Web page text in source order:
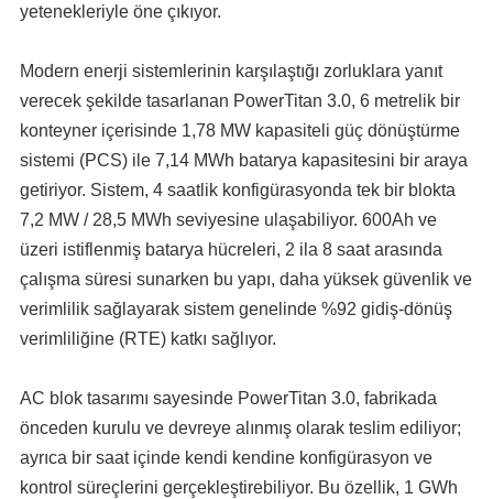
yetenekleriyle öne çıkıyor.
Modern enerji sistemlerinin karşılaştığı zorluklara yanıt
verecek şekilde tasarlanan PowerTitan 3.0, 6 metrelik bir
konteyner içerisinde 1,78 MW kapasiteli güç dönüştürme
sistemi (PCS) ile 7,14 MWh batarya kapasitesini bir araya
getiriyor. Sistem, 4 saatlik konfigürasyonda tek bir blokta
7,2 MW / 28,5 MWh seviyesine ulaşabiliyor. 600Ah ve
üzeri istiflenmiş batarya hücreleri, 2 ila 8 saat arasında
çalışma süresi sunarken bu yapı, daha yüksek güvenlik ve
verimlilik sağlayarak sistem genelinde %92 gidiş-dönüş
verimliliğine (RTE) katkı sağlıyor.
AC blok tasarımı sayesinde PowerTitan 3.0, fabrikada
önceden kurulu ve devreye alınmış olarak teslim ediliyor;
ayrıca bir saat içinde kendi kendine konfigürasyon ve
kontrol süreçlerini gerçekleştirebiliyor. Bu özellik, 1 GWh